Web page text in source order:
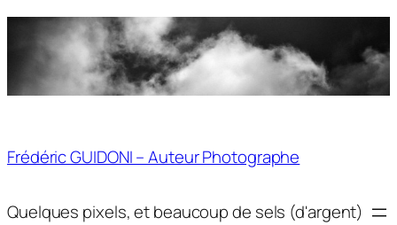
Aller
Frédéric GUIDONI – Auteur Photographe
Quelques pixels, et beaucoup de sels (d'argent)